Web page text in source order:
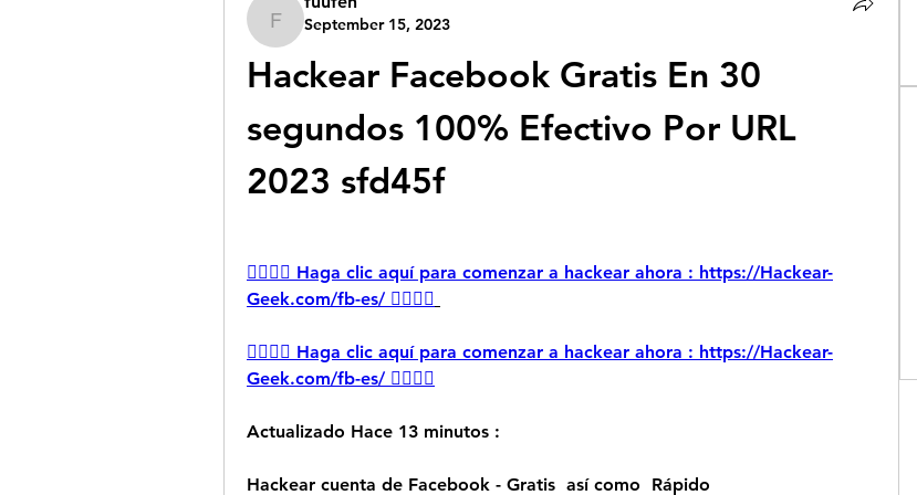
fuufehSeptember 15, 2023
Hackear Facebook Gratis En 30
segundos 100% Efectivo Por URL
2023 sfd45f
👉🏻👉🏻 Haga clic aquí para comenzar a hackear ahora : https://Hackear-
Geek.com/fb-es/ 👈🏻👈🏻
👉🏻👉🏻 Haga clic aquí para comenzar a hackear ahora : https://Hackear-
Geek.com/fb-es/ 👈🏻👈🏻
Actualizado Hace 13 minutos :
Hackear cuenta de Facebook - Gratis  así como  Rápido